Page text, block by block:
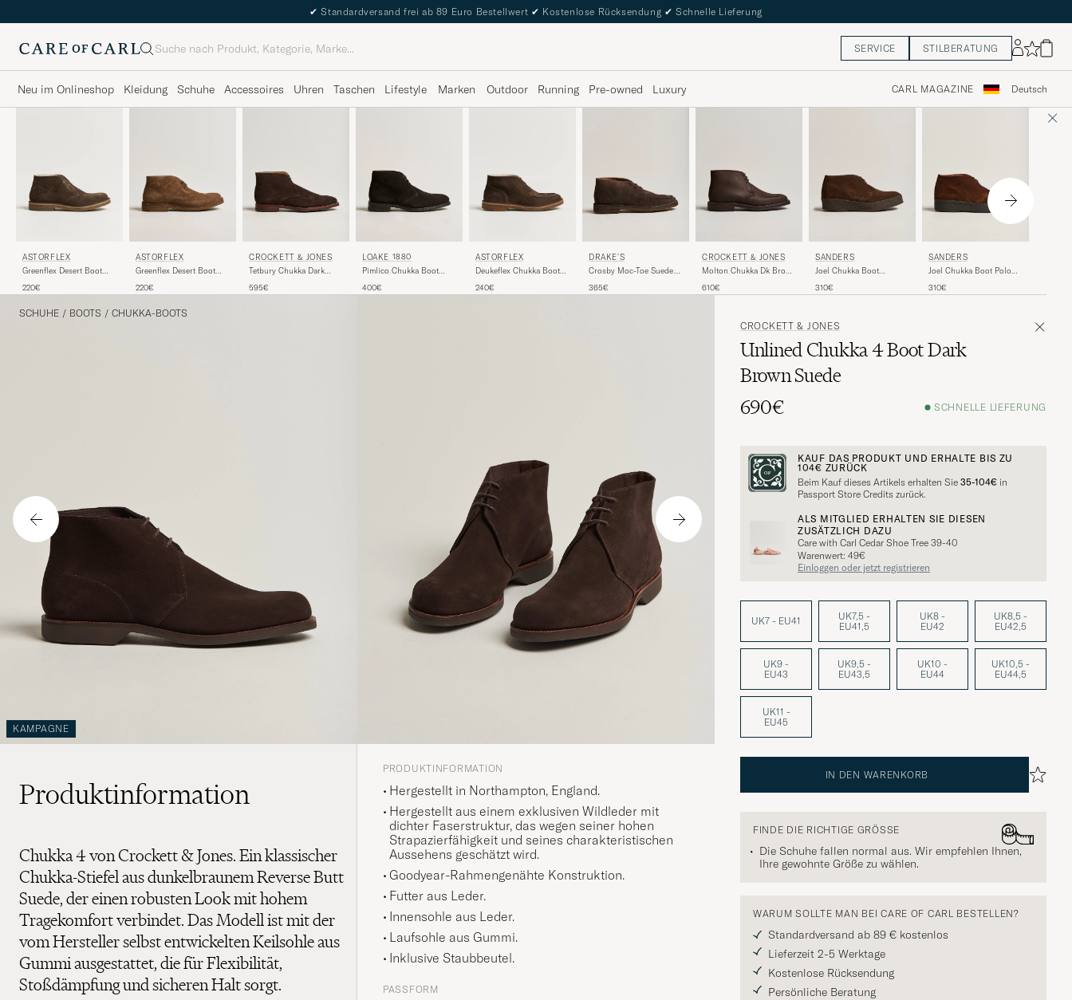
✔ Standardversand frei ab 89 Euro Bestellwert ✔ Kostenlose Rücksendung ✔ Schnelle Lieferung
Suche SERVICE STILBERATUNG
Neu im Onlineshop Kleidung Schuhe Accessoires Uhren Taschen Lifestyle Marken Outdoor Running Pre-owned Luxury CARL MAGAZINE Deutsch
ASTORFLEX
Greenflex Desert Boot
220€
ASTORFLEX
Greenflex Desert Boot
220€
CROCKETT & JONES
Tetbury Chukka Dark
595€
LOAKE 1880
Pimlico Chukka Boot
400€
ASTORFLEX
Deukeflex Chukka Boot
240€
DRAKE'S
Crosby Moc-Toe Suede
Brown
365€
CROCKETT & JONES
Molton Chukka Dk Brown
610€
SANDERS
Joel Chukka Boot
310€
SANDERS
Joel Chukka Boot Polo
310€
SCHUHE / BOOTS / CHUKKA-BOOTS
KAMPAGNE
CROCKETT & JONES
Unlined Chukka 4 Boot Dark
Brown Suede
690€
SCHNELLE LIEFERUNG
KAUF DAS PRODUKT UND ERHALTE BIS ZU
104€ ZURÜCK
Beim Kauf dieses Artikels erhalten Sie 35-104€ in
Passport Store Credits zurück.
ALS MITGLIED ERHALTEN SIE DIESEN
ZUSÄTZLICH DAZU
Care with Carl Cedar Shoe Tree 39-40
Warenwert: 49€
Einloggen oder jetzt registrieren
UK7 - EU41
UK7,5 -
EU41,5
UK8 -
EU42
UK8,5 -
EU42,5
UK9 -
EU43
UK9,5 -
EU43,5
UK10 -
EU44
UK10,5 -
EU44,5
UK11 -
EU45
IN DEN WARENKORB
FINDE DIE RICHTIGE GRÖSSE
Die Schuhe fallen normal aus. Wir empfehlen Ihnen,
Ihre gewohnte Größe zu wählen.
WARUM SOLLTE MAN BEI CARE OF CARL BESTELLEN?
Standardversand ab 89 € kostenlos
Lieferzeit 2-5 Werktage
Kostenlose Rücksendung
Persönliche Beratung
Produktinformation
Chukka 4 von Crockett & Jones. Ein klassischer
Chukka-Stiefel aus dunkelbraunem Reverse Butt
Suede, der einen robusten Look mit hohem
Tragekomfort verbindet. Das Modell ist mit der
vom Hersteller selbst entwickelten Keilsohle aus
Gummi ausgestattet, die für Flexibilität,
Stoßdämpfung und sicheren Halt sorgt.
PRODUKTINFORMATION
Hergestellt in Northampton, England.
Hergestellt aus einem exklusiven Wildleder mit
dichter Faserstruktur, das wegen seiner hohen
Strapazierfähigkeit und seines charakteristischen
Aussehens geschätzt wird.
Goodyear-Rahmengenähte Konstruktion.
Futter aus Leder.
Innensohle aus Leder.
Laufsohle aus Gummi.
Inklusive Staubbeutel.
PASSFORM